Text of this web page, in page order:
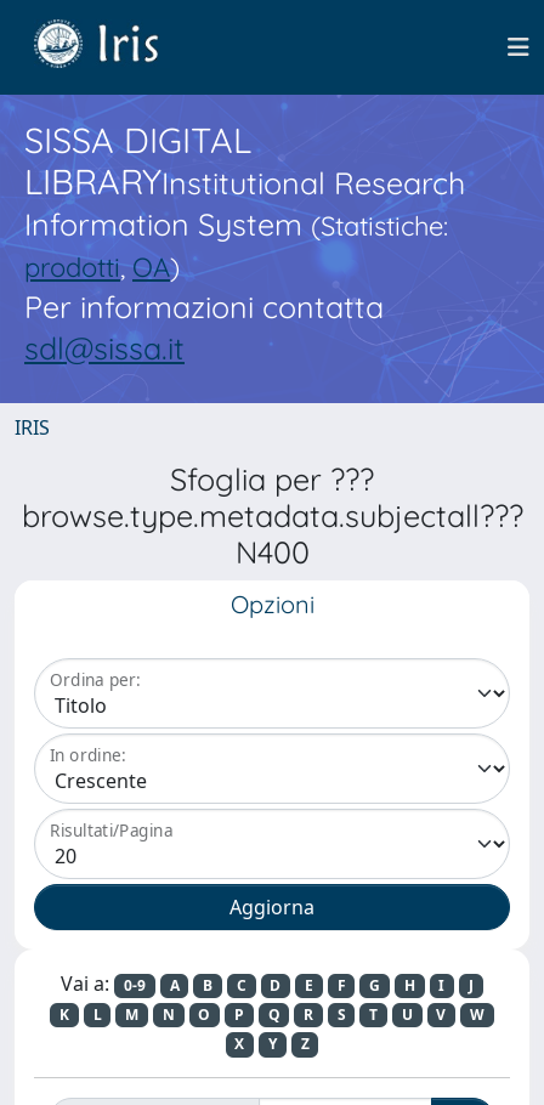
SISSA DIGITAL
LIBRARYInstitutional Research
Information System(Statistiche:
prodotti,OA)
Per informazioni contatta
sdl@sissa.it
IRIS
Sfoglia per ???
browse.type.metadata.subjectall???
N400
Opzioni
Ordina per:
In ordine:
Risultati/Pagina
Vai a: 0-9 A B C D E F G H I
J
K
L M N O P Q R S T U V
W
X
Y Z